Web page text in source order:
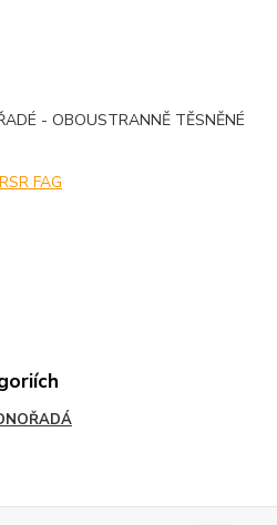
- OBOUSTRANNĚ TĚSNĚNÉ
FAG